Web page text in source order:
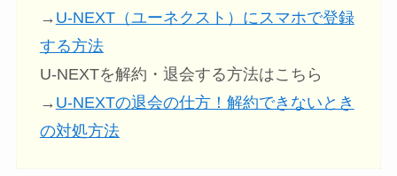
→ U-NEXT（ユーネクスト）にスマホで登録
する方法
U-NEXTを解約・退会する方法はこちら
→ U-NEXTの退会の仕方！解約できないとき
の対処方法